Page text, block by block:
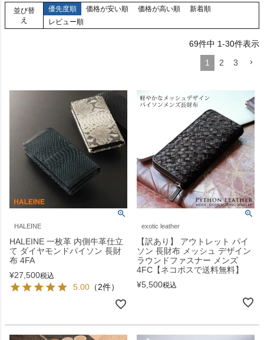
並び替
え
優先度順 価格が安い順 価格が高い順
新着順
レビュー順
69件中 1-30件表示
1
2 3
HALEINE
HALEINE 一枚革 内側牛革仕立
て ダイヤモンドパイソン 長財
布 4FA
¥27,500税込
5.00 （2件）
exotic leather
【訳あり】 アウトレット パイ
ソン 長財布 メッシュ デザイン
ラウンドファスナー メンズ
4FC【ネコポスで送料無料】
¥5,500税込